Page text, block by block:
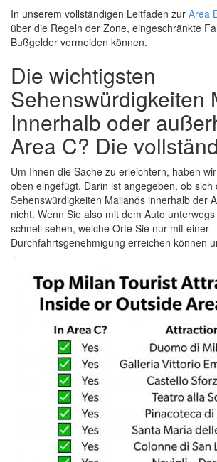
In unserem vollständigen Leitfaden zur Area
über die Regeln der Zone, eingeschränkte
Bußgelder vermeiden können.
Die wichtigsten
Sehenswürdigkeiten
Innerhalb oder
Area C? Die
Um Ihnen die Sache zu erleichtern, haben
oben eingefügt. Darin ist angegeben, ob sich
Sehenswürdigkeiten Mailands innerhalb der
nicht. Wenn Sie also mit dem Auto
schnell sehen, welche Orte Sie nur mit einer
Durchfahrtsgenehmigung erreichen können